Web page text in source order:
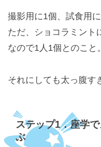
撮影用に1個、試食用に
ただ、ショコラミント
なので1人1個とのこと。
それにしても太っ腹す
ステップ1．座学
ぶ